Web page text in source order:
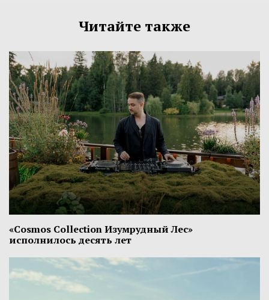
Читайте также
«Cosmos Collection Изумрудный Лес»
исполнилось десять лет